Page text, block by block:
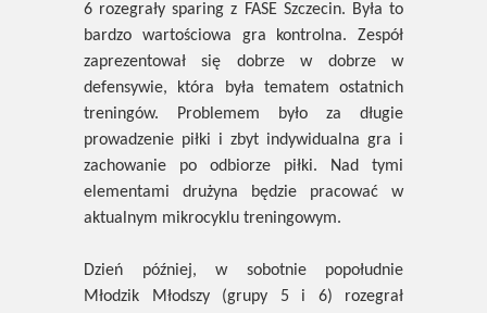
6 rozegrały sparing z FASE Szczecin. Była to
bardzo wartościowa gra kontrolna. Zespół
zaprezentował się dobrze w dobrze w
defensywie, która była tematem ostatnich
treningów. Problemem było za długie
prowadzenie piłki i zbyt indywidualna gra i
zachowanie po odbiorze piłki. Nad tymi
elementami drużyna będzie pracować w
aktualnym mikrocyklu treningowym.
Dzień później, w sobotnie popołudnie
Młodzik Młodszy (grupy 5 i 6) rozegrał